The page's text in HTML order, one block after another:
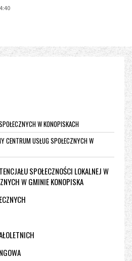
W KONOPISKACH
CENTRUM USŁUG SPOŁECZNYCH W
SPOŁECZNOŚCI LOKALNEJ W
W GMINIE KONOPISKA